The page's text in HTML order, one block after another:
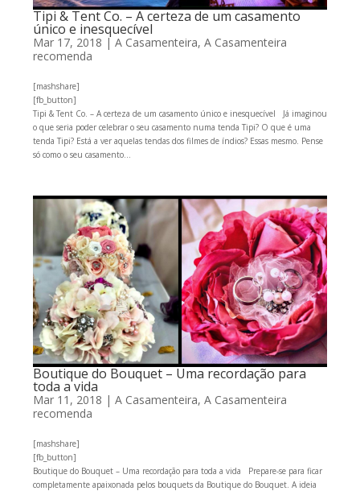
Tipi & Tent Co. – A certeza de um casamento
único e inesquecível
Mar 17, 2018 | A Casamenteira, A Casamenteira
recomenda
[mashshare]
[fb_button]
Tipi & Tent Co. – A certeza de um casamento único e inesquecível Já imaginou
o que seria poder celebrar o seu casamento numa tenda Tipi? O que é uma
tenda Tipi? Está a ver aquelas tendas dos filmes de índios? Essas mesmo. Pense
só como o seu casamento...
Boutique do Bouquet – Uma recordação para
toda a vida
Mar 11, 2018 | A Casamenteira, A Casamenteira
recomenda
[mashshare]
[fb_button]
Boutique do Bouquet – Uma recordação para toda a vida Prepare-se para ficar
completamente apaixonada pelos bouquets da Boutique do Bouquet. A ideia